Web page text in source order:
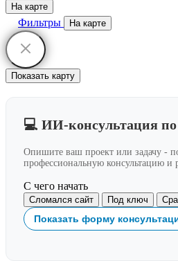
На карте
Фильтры На карте
Показать карту
💻 ИИ-консультация
Опишите ваш проект или задачу -
профессиональную консультацию и
С чего начать
Сломался сайт Под ключ
Показать форму